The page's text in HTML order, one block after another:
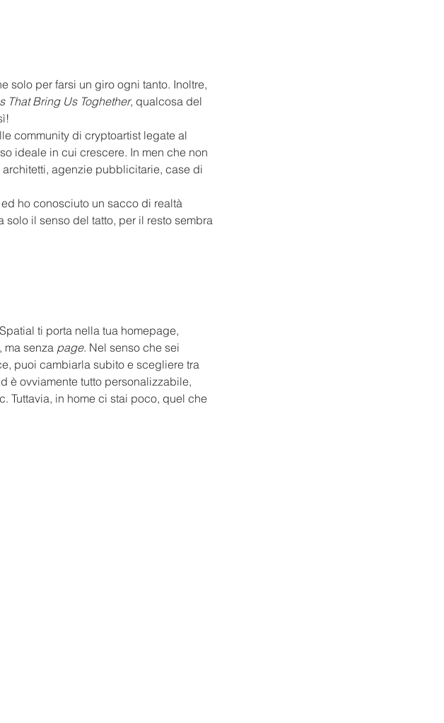
solo per farsi un giro ogni tanto. Inoltre,
That Bring Us Toghether, qualcosa del
community di cryptoartist legate al
ideale in cui crescere. In men che non
agenzie pubblicitarie, case di
ho conosciuto un sacco di realtà
solo il senso del tatto, per il resto sembra
ti porta nella tua homepage,
, ma senza page. Nel senso che sei
puoi cambiarla subito e scegliere tra
è ovviamente tutto personalizzabile,
Tuttavia, in home ci stai poco, quel che